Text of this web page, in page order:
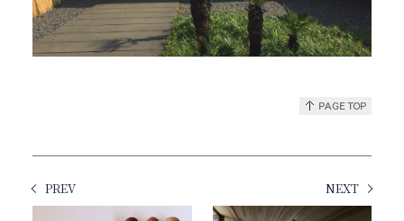
PREV NEXT